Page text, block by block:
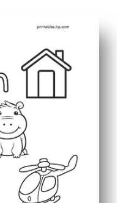
imprimir y empezar), le
líneas para trazar y
a medida que los
fomentan la confianza